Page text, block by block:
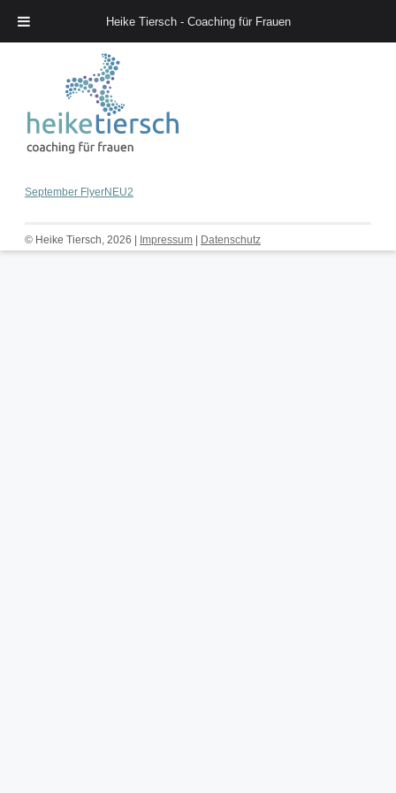
Heike Tiersch – Coaching für Frauen
September FlyerNEU2
© Heike Tiersch, 2026 | Impressum Datenschutz
Heike Tiersch - Coaching für Frauen